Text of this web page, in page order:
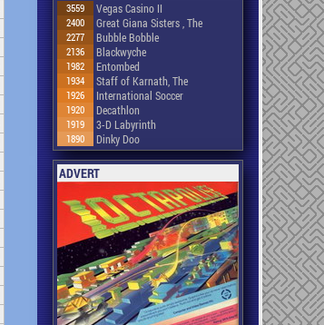
3559 Vegas Casino II
2400 Great Giana Sisters , The
2277 Bubble Bobble
2136 Blackwyche
1982 Entombed
1934 Staff of Karnath, The
1926 International Soccer
1920 Decathlon
1919 3-D Labyrinth
1890 Dinky Doo
ADVERT